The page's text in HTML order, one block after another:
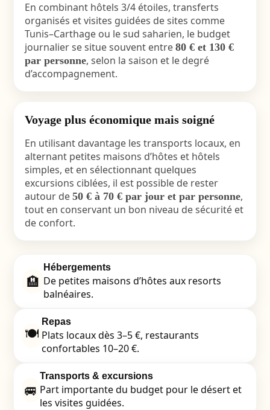
En combinant hôtels 3/4 étoiles, transferts
organisés et visites guidées de sites comme
Tunis–Carthage ou le sud saharien, le budget
journalier se situe souvent entre 80 € et 130 €
par personne, selon la saison et le degré
d’accompagnement.
Voyage plus économique mais soigné
En utilisant davantage les transports locaux, en
alternant petites maisons d’hôtes et hôtels
simples, et en sélectionnant quelques
excursions ciblées, il est possible de rester
autour de 50 € à 70 € par jour et par personne,
tout en conservant un bon niveau de sécurité et
de confort.
🏨
Hébergements
De petites maisons d’hôtes aux resorts
balnéaires.
🍽️
Repas
Plats locaux dès 3–5 €, restaurants
confortables 10–20 €.
🚐
Transports & excursions
Part importante du budget pour le désert et
les visites guidées.